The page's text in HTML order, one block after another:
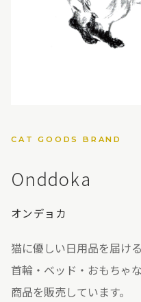
CAT GOODS BRAND
Onddoka
オンデョカ
猫に優しい日用品を届け
首輪・ベッド・おもちゃ
商品を販売しています。